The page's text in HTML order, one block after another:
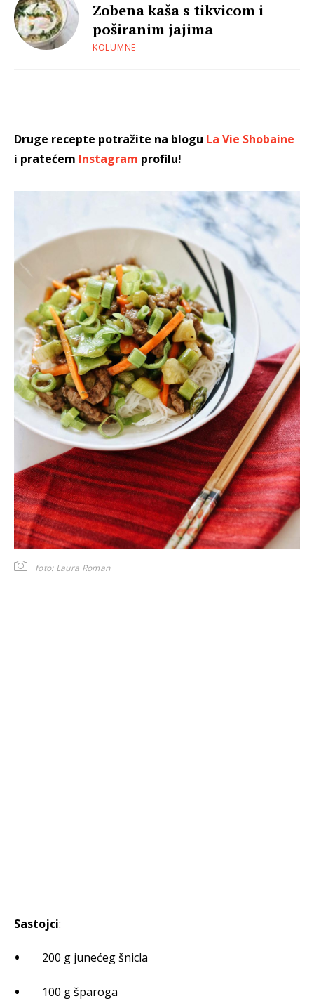
Zobena kaša s tikvicom i
poširanim jajima
KOLUMNE
Druge recepte potražite na blogu La Vie Shobaine
i pratećem Instagram profilu!
foto: Laura Roman
Sastojci:
200 g junećeg šnicla
100 g šparoga